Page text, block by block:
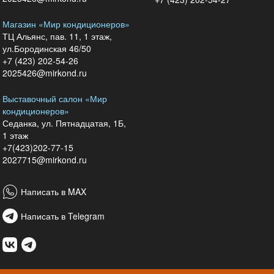
Магазин «Мир кондиционеров»
ТЦ Альянс, пав. 11, 1 этаж,
ул.Бородинская 46/50
+7 (423) 202-54-26
2025426@mirkond.ru
Выставочный салон «Мир
кондиционеров»
Седанка, ул. Пятнадцатая, 1Б,
1 этаж
+7(423)202-77-15
2027715@mirkond.ru
Написать в MAX
Написать в Telegram